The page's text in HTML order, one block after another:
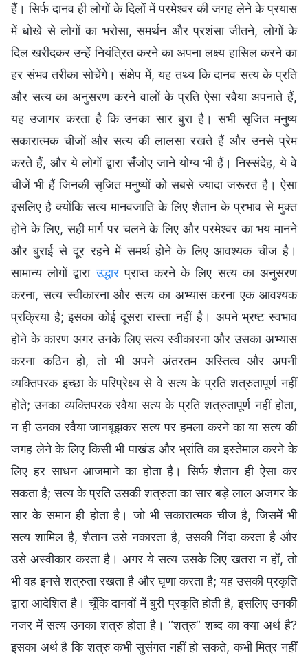
हैं। सिर्फ दानव ही लोगों के दिलों में परमेश्वर की जगह लेने के प्रयास
में धोखे से लोगों का भरोसा, समर्थन और प्रशंसा जीतने, लोगों के
दिल खरीदकर उन्हें नियंत्रित करने का अपना लक्ष्य हासिल करने का
हर संभव तरीका सोचेंगे। संक्षेप में, यह तथ्य कि दानव सत्य के प्रति
और सत्य का अनुसरण करने वालों के प्रति ऐसा रवैया अपनाते हैं,
यह उजागर करता है कि उनका सार बुरा है। सभी सृजित मनुष्य
सकारात्मक चीजों और सत्य की लालसा रखते हैं और उनसे प्रेम
करते हैं, और ये लोगों द्वारा सँजोए जाने योग्य भी हैं। निस्संदेह, ये वे
चीजें भी हैं जिनकी सृजित मनुष्यों को सबसे ज्यादा जरूरत है। ऐसा
इसलिए है क्योंकि सत्य मानवजाति के लिए शैतान के प्रभाव से मुक्त
होने के लिए, सही मार्ग पर चलने के लिए और परमेश्वर का भय मानने
और बुराई से दूर रहने में समर्थ होने के लिए आवश्यक चीज है।
सामान्य लोगों द्वाराउद्धारप्राप्त करने के लिए सत्य का अनुसरण
करना, सत्य स्वीकारना और सत्य का अभ्यास करना एक आवश्यक
प्रक्रिया है; इसका कोई दूसरा रास्ता नहीं है। अपने भ्रष्ट स्वभाव
होने के कारण अगर उनके लिए सत्य स्वीकारना और उसका अभ्यास
करना कठिन हो, तो भी अपने अंतरतम अस्तित्व और अपनी
व्यक्तिपरक इच्छा के परिप्रेक्ष्य से वे सत्य के प्रति शत्रुतापूर्ण नहीं
होते; उनका व्यक्तिपरक रवैया सत्य के प्रति शत्रुतापूर्ण नहीं होता,
न ही उनका रवैया जानबूझकर सत्य पर हमला करने का या सत्य की
जगह लेने के लिए किसी भी पाखंड और भ्रांति का इस्तेमाल करने के
लिए हर साधन आजमाने का होता है। सिर्फ शैतान ही ऐसा कर
सकता है; सत्य के प्रति उसकी शत्रुता का सार बड़े लाल अजगर के
सार के समान ही होता है। जो भी सकारात्मक चीज है, जिसमें भी
सत्य शामिल है, शैतान उसे नकारता है, उसकी निंदा करता है और
उसे अस्वीकार करता है। अगर ये सत्य उसके लिए खतरा न हों, तो
भी वह इनसे शत्रुता रखता है और घृणा करता है; यह उसकी प्रकृति
द्वारा आदेशित है। चूँकि दानवों में बुरी प्रकृति होती है, इसलिए उनकी
नजर में सत्य उनका शत्रु होता है। “शत्रु” शब्द का क्या अर्थ है?
इसका अर्थ है कि शत्रु कभी सुसंगत नहीं हो सकते, कभी मित्र नहीं